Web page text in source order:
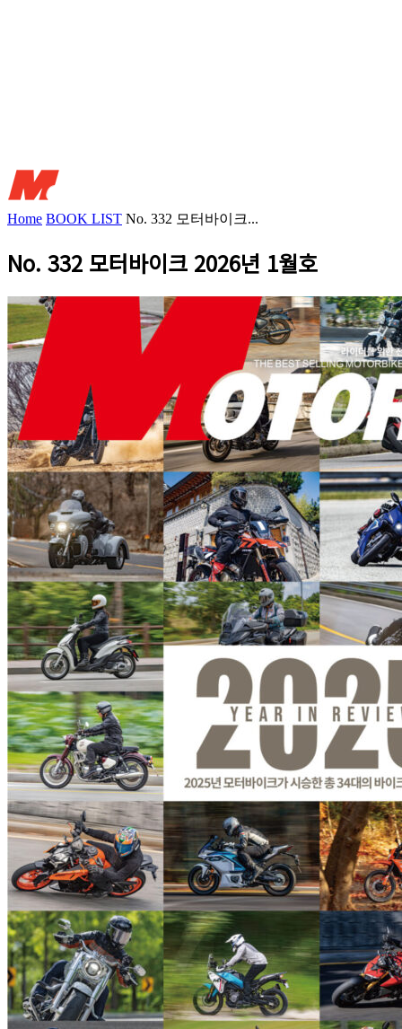
Home BOOK LIST No. 332 모터바이크...
No. 332 모터바이크 2026년 1월호